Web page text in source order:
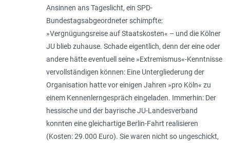
Ansinnen ans Tageslicht, ein SPD-
Bundestagsabgeordneter schimpfte:
»Vergnügungsreise auf Staatskosten« – und die Kölner
JU blieb zuhause. Schade eigentlich, denn der eine oder
andere hätte eventuell seine »Extremismus«-Kenntnisse
vervollständigen können: Eine Untergliederung der
Organisation hatte vor einigen Jahren »pro Köln« zu
einem Kennenlerngespräch eingeladen. Immerhin: Der
hessische und der bayrische JU-Landesverband
konnten eine gleichartige Berlin-Fahrt realisieren
(Kosten: 29.000 Euro). Sie waren nicht so ungeschickt,